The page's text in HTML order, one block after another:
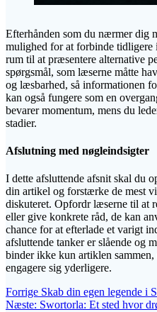
Efterhånden som du nærmer dig
mulighed for at forbinde tidligere
rum til at præsentere alternative
spørgsmål, som læserne måtte
og læsbarhed, så informationen
kan også fungere som en
bevarer momentum, mens du
stadier.
Afslutning med nøgleindsigter
I dette afsluttende afsnit skal du
din artikel og forstærke de mest
diskuteret. Opfordr læserne til at
eller give konkrete råd, de kan
chance for at efterlade et varigt
afsluttende tanker er slående og
binder ikke kun artiklen
engagere sig yderligere.
Indlægsnavigation
Forrige Forrige
indlæg:
Skab din egen legende i
Næste: Næste
Swortorla: Et sted hvor